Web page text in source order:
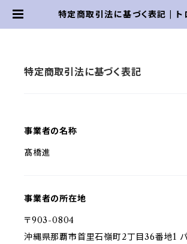
特定商取引法に基づく表記 | ト
特定商取引法に基づく表記
事業者の名称
髙橋進
事業者の所在地
〒903-0804
沖縄県那覇市首里石嶺町2丁目36番地1